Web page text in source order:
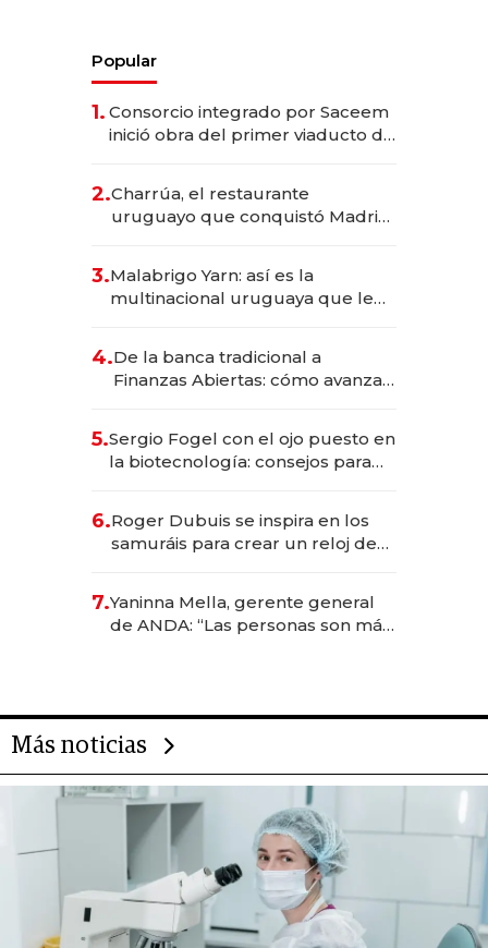
Popular
1. Consorcio integrado por Saceem
inició obra del primer viaducto de
millones
2.Charrúa, el restaurante
uruguayo que conquistó Madrid:
anticipación y prepara apertura
3.Malabrigo Yarn: así es la
multinacional uruguaya que le
4.De la banca tradicional a
Finanzas Abiertas: cómo avanza
5.Sergio Fogel con el ojo puesto en
la biotecnología: consejos para
6.Roger Dubuis se inspira en los
samuráis para crear un reloj de
7.Yaninna Mella, gerente general
de ANDA: “Las personas son más
Más noticias